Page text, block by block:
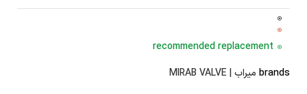
recommended replacement
brands میراب | MIRAB VALVE